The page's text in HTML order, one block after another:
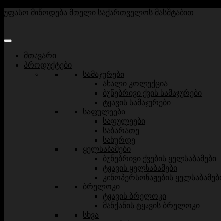
უფასო მიწოდება მთელი საქართველოს მასშტაბით
მთავარი
პროდუქტები
სამაჯურები
ახალი კოლექცია
ბუნებრივი ქვის სამაჯურები
ტყავის სამაჯურები
საფულეები
საფულეები
საბარათე
სახურდე
ყელსაბამები
ბუნებრივი ქვების ყელსაბამები
ტყავის ყელსაბამები
კინოპერსონაჟების
ბრელოკი
ტყავის ბრელოკი
მანქანის ტყავის ბრელოკი
სხვა